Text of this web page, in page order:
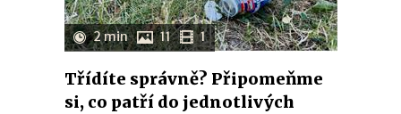
2 min 11 1
Třídíte správně? Připomeňme
si, co patří do jednotlivých